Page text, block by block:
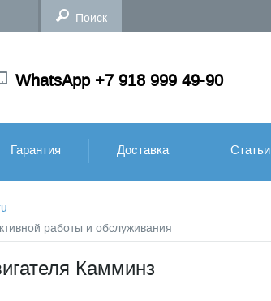
WhatsApp +7 918 999 49-90
Гарантия Доставка Статьи
работы и обслуживания
Камминз